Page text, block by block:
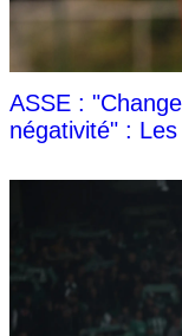
ASSE :
négativité" :